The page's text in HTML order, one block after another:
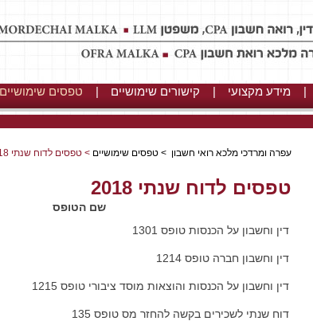
מידע מקצועי | קישורים שימושיים | טפסים שימושיים |
עפרה ומרדכי מלכא רואי חשבון > טפסים שימושיים > טפסים לדוח שנתי 2018
טפסים לדוח שנתי 2018
שם הטופס
דין וחשבון על הכנסות טופס 1301
דין וחשבון חברה טופס 1214
דין וחשבון על הכנסות והוצאות מוסד ציבורי טופס 1215
דוח שנתי לשכירים בקשה להחזר מס טופס 135